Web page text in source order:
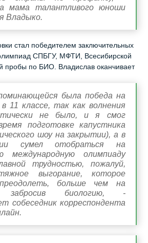
мама талантливого юноши
Владыко.
стал победителем заключительных
СПБГУ, МФТИ, Всесибирской
пробы по БИО. Владислав оканчивает
была победа на
11 классе, так как волнения
не было, и я смог
подготовке капустника
шоу на закрытии), а в
сумел отобраться на
международную олимпиаду
трудностью, пожалуй,
выгорание, которое
больше чем на
забросив биологию, -
собеседник корреспондента